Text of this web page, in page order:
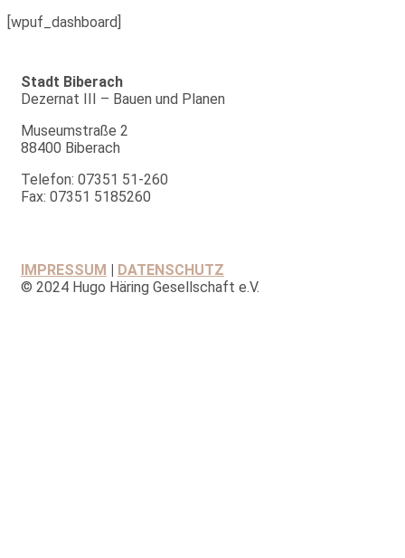
[wpuf_dashboard]
Stadt Biberach
Dezernat III – Bauen und Planen
Museumstraße 2
88400 Biberach
Telefon: 07351 51-260
Fax: 07351 5185260
IMPRESSUM | DATENSCHUTZ
© 2024 Hugo Häring Gesellschaft e.V.